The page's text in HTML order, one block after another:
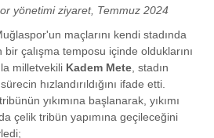
yönetimi ziyaret, Temmuz 2024
maçlarını kendi stadında
çalışma temposu içinde olduklarını
milletvekili Kadem Mete , stadın
hızlandırıldığını ifade etti.
yıkımına başlanarak, yıkımı
çelik tribün yapımına geçileceğini